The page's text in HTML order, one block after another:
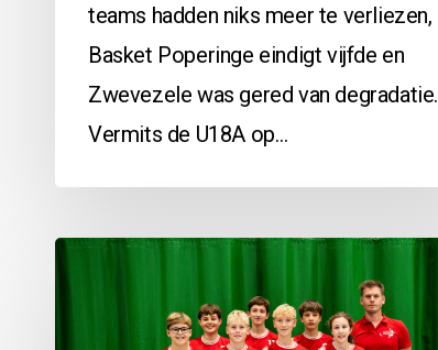
teams hadden niks meer te verliezen,
Basket Poperinge eindigt vijfde en
Zwevezele was gered van degradatie.
Vermits de U18A op…
Marke